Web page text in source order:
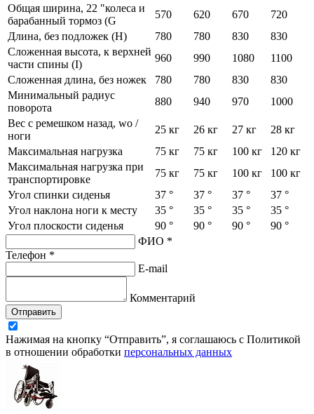
Общая ширина, 22 "колеса и
барабанный тормоз (G
570 620 670
720
Длина, без подложек (H)
780 780 830
830
Сложенная высота, к верхней
части спины (I)
960 990 1080
1100
Сложенная длина, без ножек
780 780 830
830
Минимальный радиус
поворота
880 940 970
1000
Вес с ремешком назад, wo /
ноги
25 кг 26 кг 27 кг
28 кг
Максимальная нагрузка
75 кг 75 кг 100 кг
120 кг
Максимальная нагрузка при
транспортировке
75 кг 75 кг 100 кг
100 кг
Угол спинки сиденья
37 ° 37 ° 37 °
37 °
Угол наклона ноги к месту
35 ° 35 ° 35 °
35 °
Угол плоскости сиденья
90 ° 90 ° 90 °
90 °
ФИО *
Телефон *
E-mail
Комментарий
Отправить
Нажимая на кнопку “Отправить”, я соглашаюсь с Политикой
в отношении обработки персональных данных